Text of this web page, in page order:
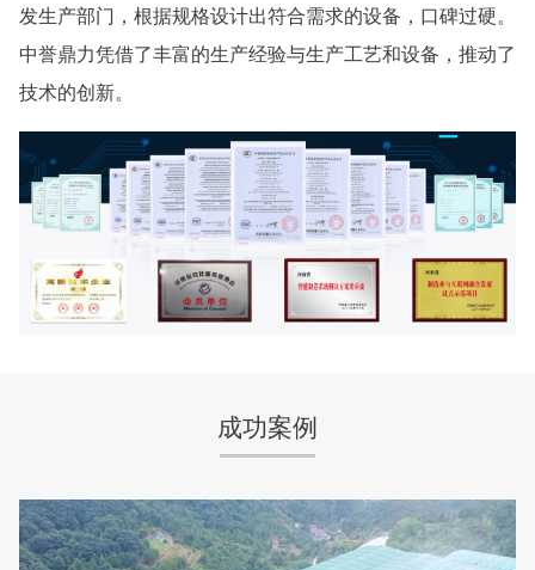
发生产部门，根据规格设计出符合需求的设备，口碑过硬。
中誉鼎力凭借了丰富的生产经验与生产工艺和设备，推动了
技术的创新。
成功案例
湖北省梦皓矿业时产2000吨砂石骨料生产线
湖北省荆州市 时产2000吨
项目业主 生产原料
咨询该项目执行经理